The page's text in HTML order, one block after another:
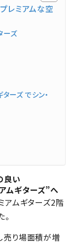
レミアムな空
ーズ
ターズ でシン・
良い
ムギターズ”へ
アムギターズ2階
売り場面積が増